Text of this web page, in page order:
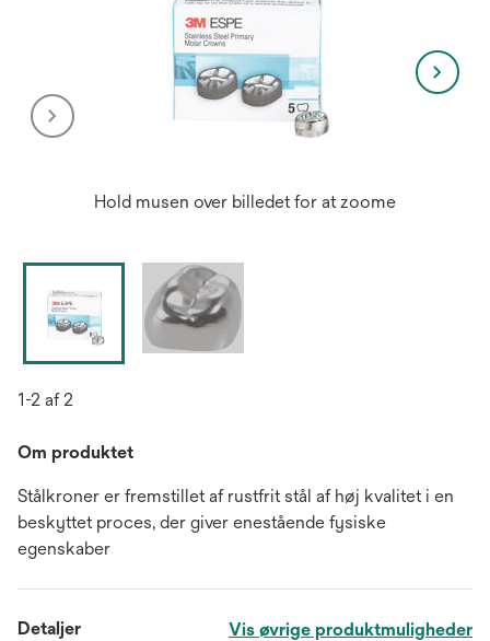
Hold musen over billedet for at zoome
1-2 af 2
Om produktet
Stålkroner er fremstillet af rustfrit stål af høj kvalitet i en
beskyttet proces, der giver enestående fysiske
egenskaber
Detaljer Vis øvrige produktmuligheder